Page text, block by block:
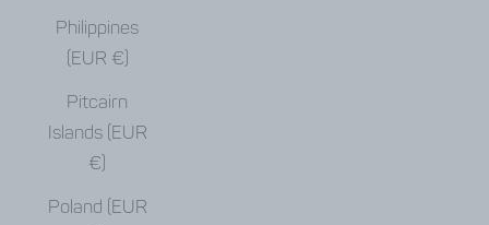
Philippines
(EUR €)
Pitcairn
Islands (EUR
€)
Poland (EUR